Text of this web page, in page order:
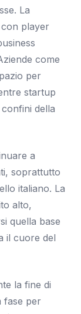
La
player
come
per
startup
della
a
soprattutto
italiano. La
alto,
quella base
il cuore del
la fine di
fase per